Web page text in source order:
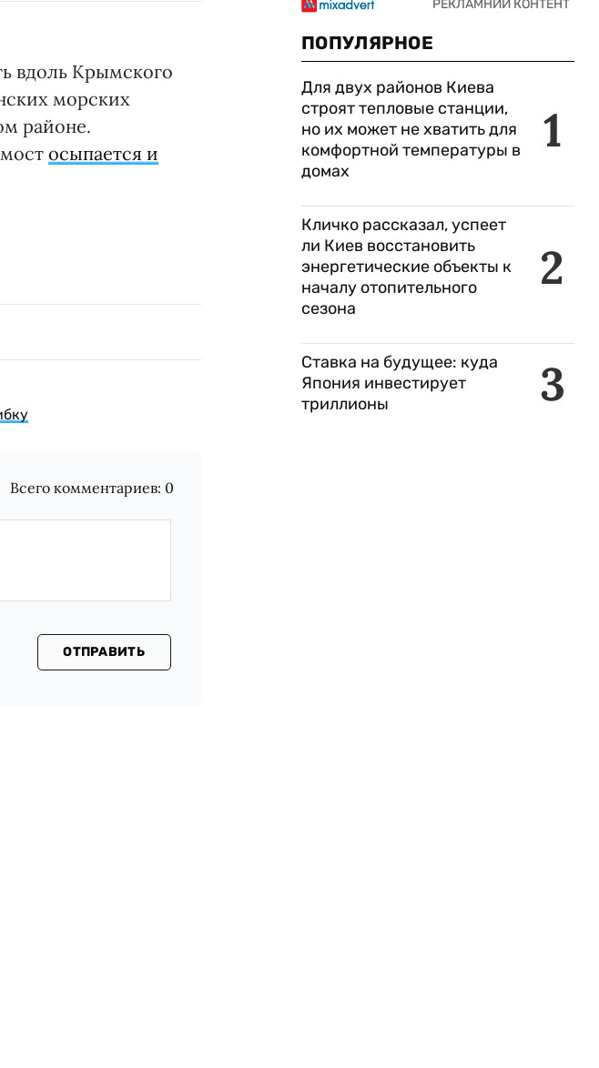
вдоль Крымского
морских
районе.
осыпается и
Всего комментариев: 0
ОТПРАВИТЬ
ПОПУЛЯРНОЕ
1
Для двух районов Киева
строят тепловые станции,
но их может не хватить для
комфортной температуры в
домах
2
Кличко рассказал, успеет
ли Киев восстановить
энергетические объекты к
началу отопительного
сезона
3
Ставка на будущее: куда
Япония инвестирует
триллионы